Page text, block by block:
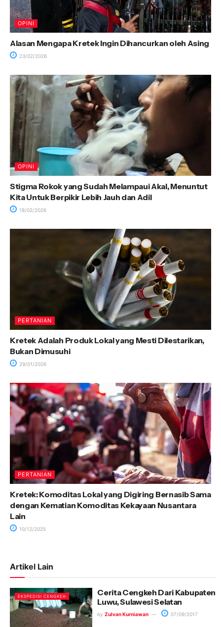
OPINI
Alasan Mengapa Kretek Ingin Dihancurkan oleh Asing
23/02/2026
OPINI
Stigma Rokok yang Sudah Melampaui Akal, Menuntut
Kita Untuk Berpikir Lebih Jauh dan Adil
18/02/2026
PERTANIAN
Kretek Adalah Produk Lokal yang Mesti Dilestarikan,
Bukan Dimusuhi
29/01/2026
PERTANIAN
Kretek: Komoditas Lokal yang Digiring Bernasib Sama
dengan Kematian Komoditas Kekayaan Nusantara
Lain
10/12/2025
Artikel Lain
EKSPEDISI CENGKEH
Cerita Cengkeh Dari Kabupaten
Luwu, Sulawesi Selatan
by Zulvan Kurniawan 07/09/2017